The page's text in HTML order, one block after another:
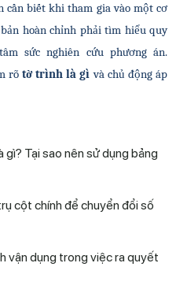
cần biết khi tham gia vào một cơ
hoàn chỉnh phải tìm hiểu quy
sức nghiên cứu phương án.
rõ tờ trình là gì và chủ động áp
Tại sao nên sử dụng bảng
cột chính để chuyển đổi số
vận dụng trong việc ra quyết